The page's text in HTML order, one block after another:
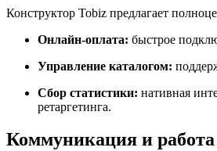
Конструктор Tobiz предлагает
Онлайн-оплата: быстрое
Управление каталогом:
Сбор статистики: нативная
ретаргетинга.
Коммуникация и